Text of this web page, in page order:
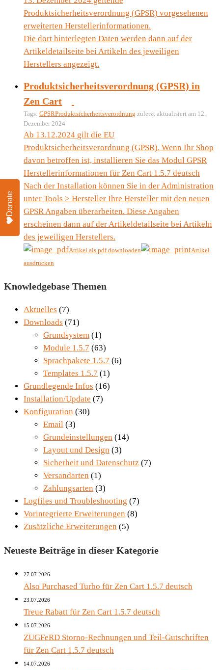
Produktsicherheitsverordnung (GPSR) vorgesehenen
erweiterten Herstellerinformationen.
Die dort hinterlegten Daten werden dann auf der
Artikeldetailseite bei Artikeln des jeweiligen
Herstellers angezeigt.
Produktsicherheitsverordnung (GPSR) in
Zen Cart
Tags: GPSRProduktsicherheitsverordnung zuletzt aktualisiert am 12.
Dezember 2024
Ab 13.12.2024 gilt die EU
Produktsicherheitsverordnung (GPSR). Wenn Ihr Shop
davon betroffen ist, installieren Sie das Modul GPSR
Herstellerinformationen für Zen Cart 1.5.7 deutsch
Nach der Installation können Sie in der Administration
unter Tools > Hersteller Ihre Hersteller mit den neuen
GPSR Angaben überarbeiten. Diese Angaben
erscheinen dann auf der Artikeldetailseite bei Artikeln
des jeweiligen Herstellers.
Artikel als pdf downloaden
Artikel
ausdrucken
Knowledgebase Themen
Aktuelles (7)
Downloads (71)
Grundsystem (1)
Module 1.5.7 (63)
Sprachpakete 1.5.7 (6)
Templates 1.5.7 (1)
Grundlegende Infos (16)
Installation/Update (7)
Konfiguration (30)
Email (3)
Grundeinstellungen (14)
Layout und Design (3)
Sicherheit und Datenschutz (7)
Versandarten (1)
Zahlungsarten (3)
Logfiles und Troubleshooting (7)
Vorintegrierte Erweiterungen (8)
Zusätzliche Erweiterungen (5)
Neueste Beiträge in dieser Kategorie
27.07.2026
Also Purchased Turbo für Zen Cart 1.5.7 deutsch
23.07.2026
Treue Rabatt für Zen Cart 1.5.7 deutsch
15.07.2026
ZUGFeRD Storno-Rechnungen und Teil-Gutschriften
für Zen Cart 1.5.7 deutsch
14.07.2026
Donate